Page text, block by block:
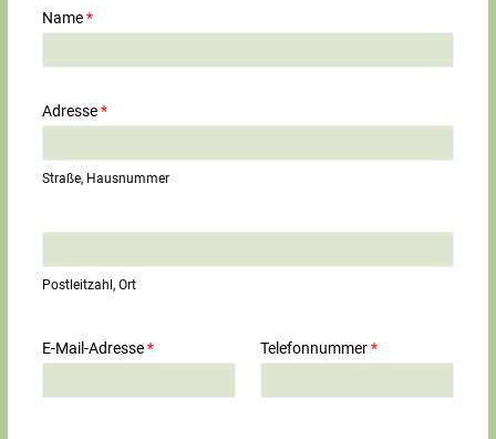
Name*
Adresse*
Straße, Hausnummer
n
i
l
g
Postleitzahl, Ort
E-Mail-Adresse* Telefonnummer*